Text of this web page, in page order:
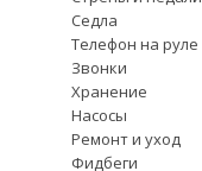
Седла
Телефон на руле
Звонки
Хранение
Насосы
Ремонт и уход
Фидбеги